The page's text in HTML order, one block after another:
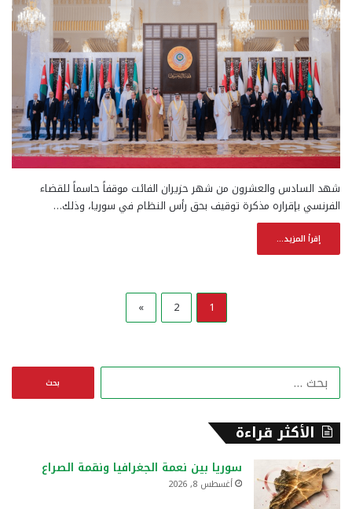
شهد السادس والعشرون من شهر حزيران الفائت موقفاً حاسماً للقضاء
الفرنسي بإقراره مذكرة توقيف بحق رأس النظام في سوريا، وذلك…
إقرأ المزيد...
1
2
»
ن
الأكثر قراءة
سوريا بين نعمة الجغرافيا ونقمة الصراع
أغسطس 8, 2026